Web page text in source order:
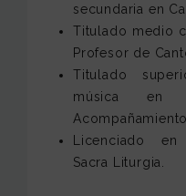
secundaria en
Titulado medio
Profesor de
Titulado
música en
Acompañamiento.
Licenciado
Sacra Liturgia.